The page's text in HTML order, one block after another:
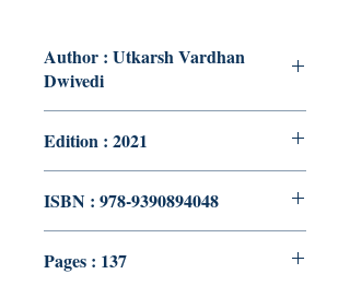
Author : Utkarsh Vardhan
Dwivedi
Edition : 2021
ISBN : 978-9390894048
Pages : 137